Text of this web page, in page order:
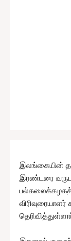
இலங்கையின்
இரண்டரை
விரிவுரையாளர்